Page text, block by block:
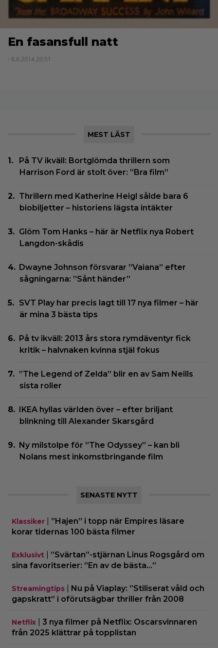
En fasansfull natt
- 8.6.2014 20:51
MEST LÄST
På TV ikväll: Bortglömda thrillern som
Harrison Ford är stolt över: ”Bra film”
Thrillern med Katherine Heigl sålde bara 6
biobiljetter – historiens lägsta intäkter
Glöm Tom Hanks – här är Netflix nya Robert
Langdon-skådis
Dwayne Johnson försvarar ”Vaiana” efter
sågningarna: ”Sånt händer”
SVT Play har precis lagt till 17 nya filmer – här
är mina 3 bästa tips
På tv ikväll: 2013 års stora rymdäventyr fick
kritik – halvnaken kvinna stjäl fokus
”The Legend of Zelda” blir en av Sam Neills
sista roller
IKEA hyllas världen över – efter briljant
blinkning till Alexander Skarsgård
Ny milstolpe för ”The Odyssey” – kan bli
Nolans mest inkomstbringande film
SENASTE NYTT
Klassiker
”Hajen” i topp när Empires läsare
korar tidernas 100 bästa filmer
Exklusivt
”Svärtan”-stjärnan Linus Rogsgård om
sina favoritserier: ”En av de bästa…”
Streamingtips
Nu på Viaplay: ”Stiliserat våld och
gapskratt” i oförutsägbar thriller från 2008
Netflix
3 nya filmer på Netflix: Oscarsvinnaren
från 2025 klättrar på topplistan